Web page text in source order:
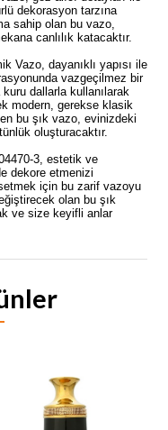
dekorasyon tarzına
sahip olan bu vazo,
canlılık katacaktır.
Vazo, dayanıklı yapısı ile
vazgeçilmez bir
dallarla kullanılarak
modern, gerekse klasik
bu şık vazo, evinizdeki
oluşturacaktır.
3, estetik ve
dekore etmenizi
için bu zarif vazoyu
olan bu şık
ve size keyifli anlar